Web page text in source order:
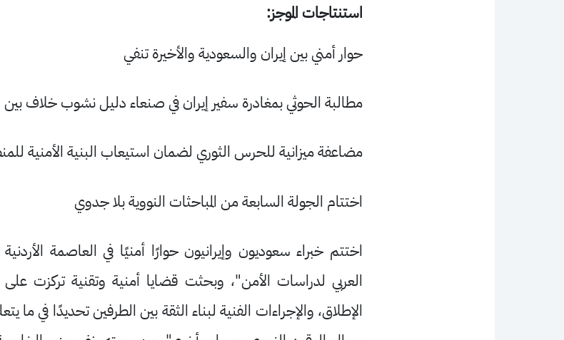
استنتاجات الموجز:
حوار أمني بين إيران والسعودية والأخيرة تنفي
مطالبة الحوثي بمغادرة سفير إيران في صنعاء دليل نشوب خلاف بين
مضاعفة ميزانية للحرس الثوري لضمان استيعاب البنية الأمنية
اختتام الجولة السابعة من المباحثات النووية بلا جدوي
اختتم خبراء سعوديون وإيرانيون حوارًا أمنيًا في العاصمة
العربي لدراسات الأمن"، وبحثت قضايا أمنية وتقنية تركزت
الإطلاق، والإجراءات الفنية لبناء الثقة بين الطرفين تحديدًا في ما